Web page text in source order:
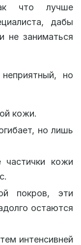
что лучше
дабы
не заниматься
но
кожи.
но лишь
частички кожи
покров, эти
остаются
интенсивней